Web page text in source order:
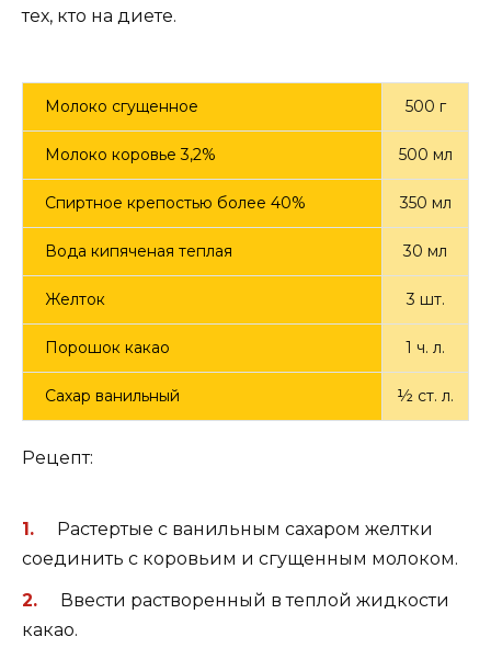
тех, кто на диете.
Молоко сгущенное 500 г
Молоко коровье 3,2% 500 мл
Спиртное крепостью более 40% 350 мл
Вода кипяченая теплая 30 мл
Желток 3 шт.
Порошок какао 1 ч. л.
Сахар ванильный ½ ст. л.
Рецепт:
Растертые с ванильным сахаром желтки
соединить с коровьим и сгущенным молоком.
Ввести растворенный в теплой жидкости
какао.